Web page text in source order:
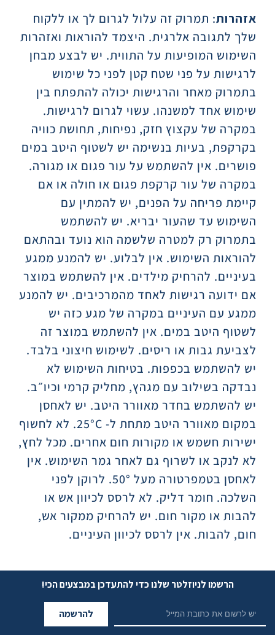
אזהרות: תמרוק זה עלול לגרום לך או ללקוח
שלך לתגובה אלרגית. היצמד להוראות ואזהרות
השימוש המופיעות על התווית. יש לבצע מבחן
לרגישות על פני שטח קטן לפני כל שימוש
בתמרוק מאחר והרגישות יכולה להתפתח בין
שימוש אחד למשנהו. עשוי לגרום לרגישות.
במקרה של עקצוץ חזק, נפיחות, תחושת כוויה
בקרקפת, בעיות בנשימה יש לשטוף היטב במים
פושרים. אין להשתמש על עור פגום או מגורה.
במקרה של עור קרקפת פגום או חולה או אם
קיימת פריחה על הפנים, יש להמתין עם
השימוש עד שהעור יבריא. יש להשתמש
בתמרוק רק למטרה שלשמה הוא נועד ובהתאם
להוראות השימוש. אין לבלוע. יש להמנע ממגע
בעיניים. להרחיק מילדים. אין להשתמש במוצר
אם ידועה רגישות לאחד מהמרכיבים. יש להמנע
ממגע עם העיניים במקרה של מגע כזה יש
לשטוף היטב במים. אין להשתמש במוצר זה
לצביעת גבות או ריסים. לשימוש חיצוני בלבד.
יש להשתמש בכפפות. בטיחות השימוש לא
נבדקה בשילוב עם מגהץ, מחליק קרמי וכיו״ב.
יש להשתמש בחדר מאוורר היטב. יש לאחסן
במקום מאוורר היטב מתחת ל- 25°C. לא לחשוף
ישירות חשמש או מקורות חום אחרים. מכל לחץ,
לא לנקב או לשרוף גם לאחר גמר השימוש. אין
לאחסן בטמפרטורה מעל 50°. לרוקן לפני
השלכה. חומר דליק. לא לרסס לכיוון אש או
להבות או מקור חום. יש להרחיק ממקור אש,
חום, להבות. אין לרסס לכיוון העיניים.
הרשמו לניוזלטר שלנו כדי להתעדכן במבצעים הכי!
להרשמה